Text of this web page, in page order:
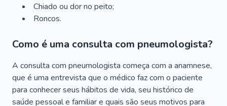
Chiado ou dor no peito;
Roncos.
Como é uma consulta com pneumologista?
A consulta com pneumologista começa com a anamnese,
que é uma entrevista que o médico faz com o paciente
para conhecer seus hábitos de vida, seu histórico de
saúde pessoal e familiar e quais são seus motivos para